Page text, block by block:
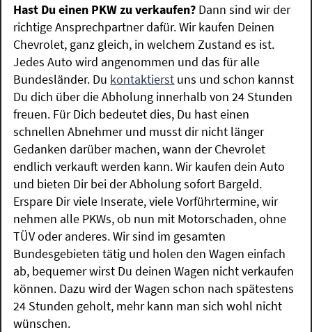
Hast Du einen PKW zu verkaufen? Dann sind wir der
richtige Ansprechpartner dafür. Wir kaufen Deinen
Chevrolet, ganz gleich, in welchem Zustand es ist.
Jedes Auto wird angenommen und das für alle
Bundesländer. Du kontaktierst uns und schon kannst
Du dich über die Abholung innerhalb von 24 Stunden
freuen. Für Dich bedeutet dies, Du hast einen
schnellen Abnehmer und musst dir nicht länger
Gedanken darüber machen, wann der Chevrolet
endlich verkauft werden kann. Wir kaufen dein Auto
und bieten Dir bei der Abholung sofort Bargeld.
Erspare Dir viele Inserate, viele Vorführtermine, wir
nehmen alle PKWs, ob nun mit Motorschaden, ohne
TÜV oder anderes. Wir sind im gesamten
Bundesgebieten tätig und holen den Wagen einfach
ab, bequemer wirst Du deinen Wagen nicht verkaufen
können. Dazu wird der Wagen schon nach spätestens
24 Stunden geholt, mehr kann man sich wohl nicht
wünschen.